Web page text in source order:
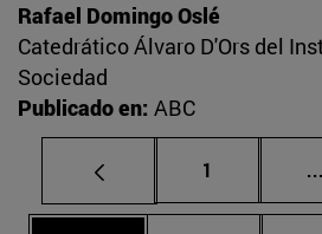
Rafael Domingo Oslé
Catedrático Álvaro D'Ors del
Sociedad
Publicado en: ABC
Página
1 ...